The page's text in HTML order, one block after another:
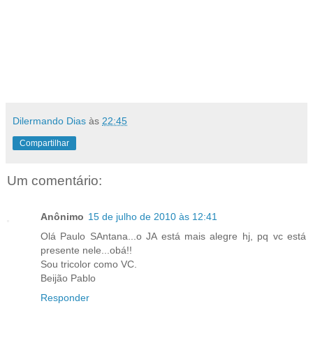
Dilermando Dias às 22:45
Compartilhar
Um comentário:
Anônimo 15 de julho de 2010 às 12:41
Olá Paulo SAntana...o JA está mais alegre hj, pq vc está
presente nele...obá!!
Sou tricolor como VC.
Beijão Pablo
Responder